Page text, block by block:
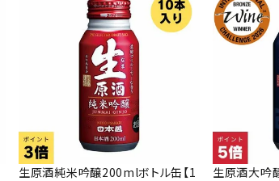
生原酒純米吟醸200mlボトル缶【1 生原酒大吟